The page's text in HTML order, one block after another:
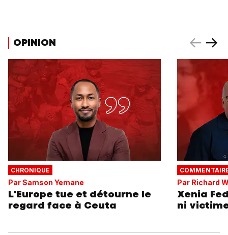
OPINION
CHRONIQUE
Par Samson Yemane
L'Europe tue et détourne le
regard face à Ceuta
Par Richard
Xenia
ni